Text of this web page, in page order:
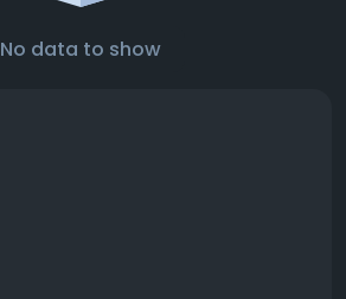
No data to show